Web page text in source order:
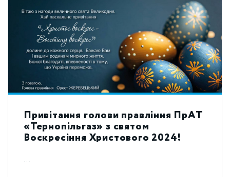
Привітання голови правління ПрАТ
«Тернопільгаз» з святом
Воскресіння Христового 2024!
...